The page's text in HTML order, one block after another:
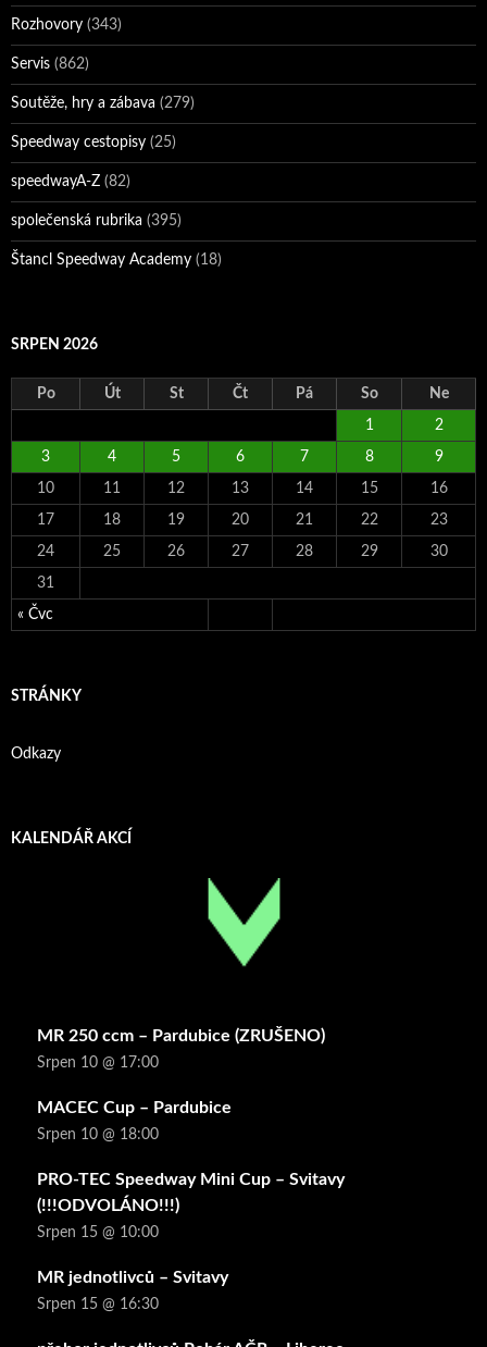
Rozhovory (343)
Servis (862)
Soutěže, hry a zábava (279)
Speedway cestopisy (25)
speedwayA-Z (82)
společenská rubrika (395)
Štancl Speedway Academy (18)
SRPEN 2026
Po Út St Čt Pá So Ne
« Čvc
1 2
3 4 5 6 7 8 9
10 11 12 13 14 15 16
17 18 19 20 21 22 23
24 25 26 27 28 29 30
31
STRÁNKY
Odkazy
KALENDÁŘ AKCÍ
MR 250 ccm – Pardubice (ZRUŠENO)
Srpen 10 @ 17:00
MACEC Cup – Pardubice
Srpen 10 @ 18:00
PRO-TEC Speedway Mini Cup – Svitavy
(!!!ODVOLÁNO!!!)
Srpen 15 @ 10:00
MR jednotlivců – Svitavy
Srpen 15 @ 16:30